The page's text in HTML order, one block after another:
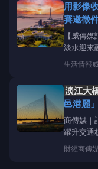
視基層員
交通維護
用影像
賽邀徵
【威傳
淡水迎來
水岸第
開闊視
風貌，將
尾．映見淡
生活情報
淡江大
邑港麗」
商傳媒｜
躍升交通
機場與台
為關鍵核
財經商傳媒